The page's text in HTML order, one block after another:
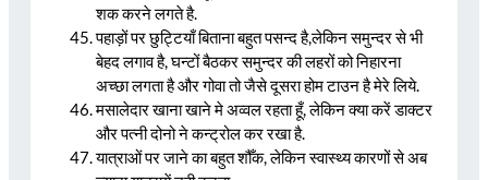
शक करने लगते है.
पहाड़ों पर छुट्टियाँ बिताना बहुत पसन्द है,लेकिन समुन्दर से भी
बेहद लगाव है, घन्टों बैठकर समुन्दर की लहरों को निहारना
अच्छा लगता है और गोवा तो जैसे दूसरा होम टाउन है मेरे लिये.
मसालेदार खाना खाने मे अव्वल रहता हूँ, लेकिन क्या करें डाक्टर
और पत्नी दोनो ने कन्ट्रोल कर रखा है.
यात्राओं पर जाने का बहुत शौँक, लेकिन स्वास्थ्य कारणों से अब